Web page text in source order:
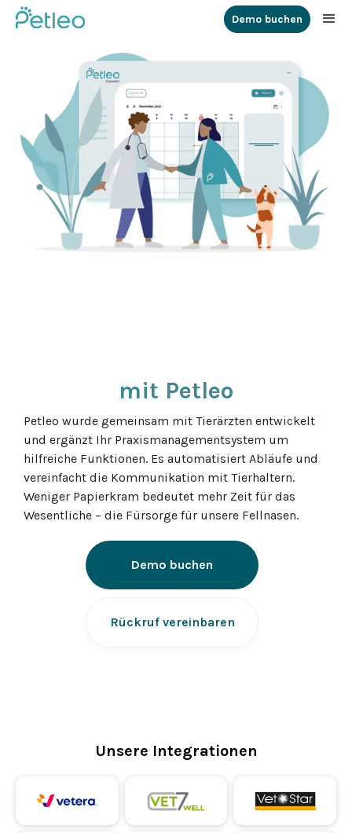
Demo buchen
Nahtlose
Schnittstellen
Papierlose
Prozesse
mit Petleo
Petleo wurde gemeinsam mit Tierärzten entwickelt
und ergänzt Ihr Praxismanagementsystem um
hilfreiche Funktionen. Es automatisiert Abläufe und
vereinfacht die Kommunikation mit Tierhaltern.
Weniger Papierkram bedeutet mehr Zeit für das
Wesentliche – die Fürsorge für unsere Fellnasen.
Demo buchen
Rückruf vereinbaren
Unsere Integrationen